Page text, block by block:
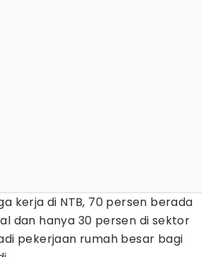
kerja di NTB, 70 persen berada
dan hanya 30 persen di sektor
pekerjaan rumah besar bagi